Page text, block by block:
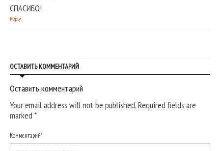
СПАСИБО!
Reply
ОСТАВИТЬ КОММЕНТАРИЙ
Оставить комментарий
Your email address will not be published. Required fields are
marked*
Комментарий*